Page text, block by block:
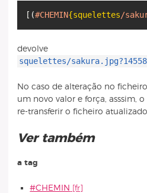
[ (#CHEMIN{squelettes/
devolve
squelettes/
No caso de alteração no
um novo valor e força, asssim,
re-transferir o ficheiro atualizado.
Ver também
a tag
#CHEMIN